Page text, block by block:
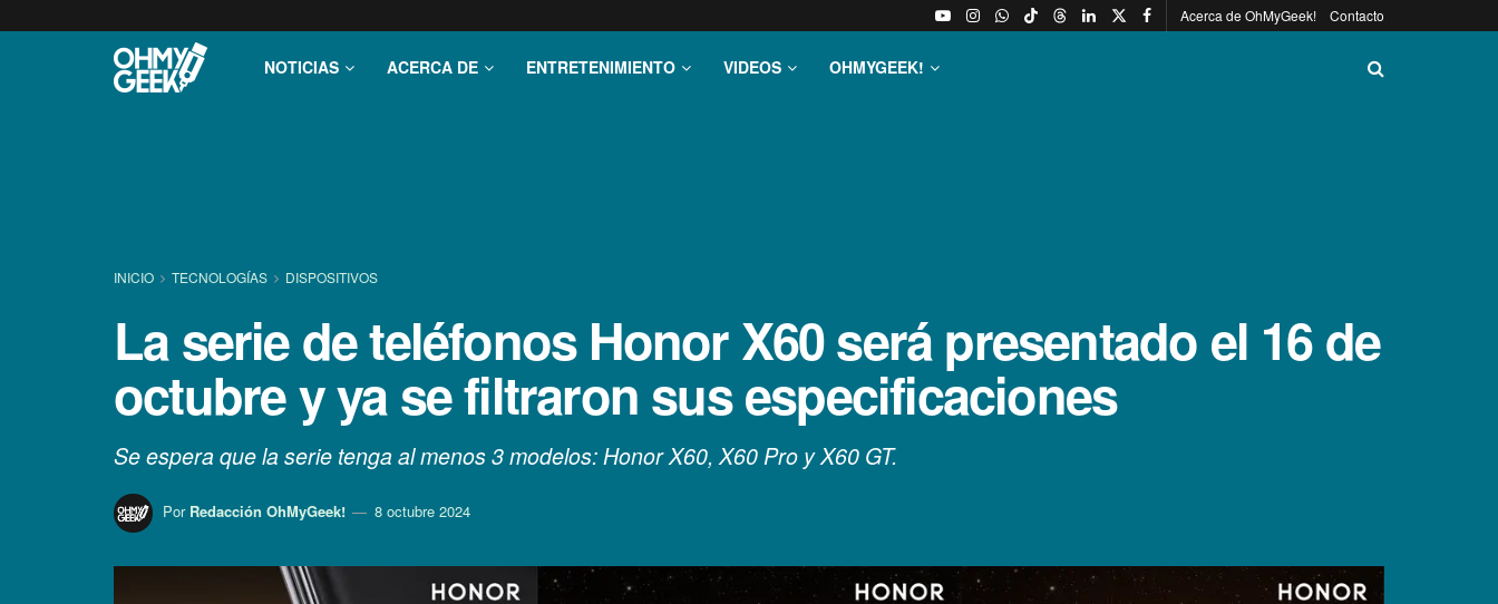
Acerca de OhMyGeek! Contacto
NOTICIAS ACERCA DE ENTRETENIMIENTO VIDEOS OHMYGEEK!
INICIO TECNOLOGÍ­AS DISPOSITIVOS
La serie de teléfonos Honor X60 será presentado el 16 de
octubre y ya se filtraron sus especificaciones
Se espera que la serie tenga al menos 3 modelos: Honor X60, X60 Pro y X60 GT.
Por Redacción OhMyGeek! 8 octubre 2024